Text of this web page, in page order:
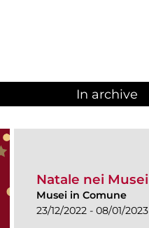
In archive
Natale nei Musei
Musei in Comune
23/12/2022 - 08/01/2023